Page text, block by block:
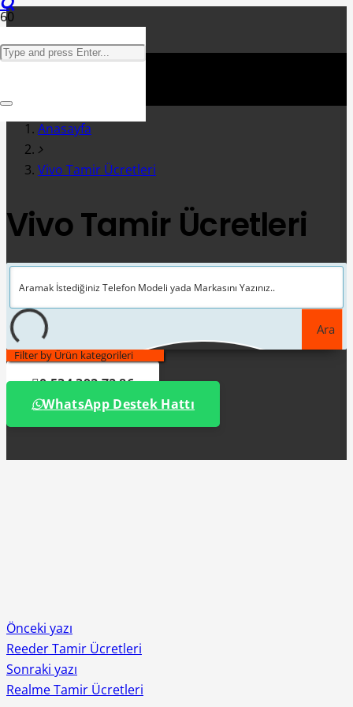
Anasayfa
Vivo Tamir Ücretleri
Vivo Tamir Ücretleri
Ara
Filter by Ürün kategorileri
0 534 392 72 86
WhatsApp Destek Hattı
Önceki yazı
Reeder Tamir Ücretleri
Sonraki yazı
Realme Tamir Ücretleri